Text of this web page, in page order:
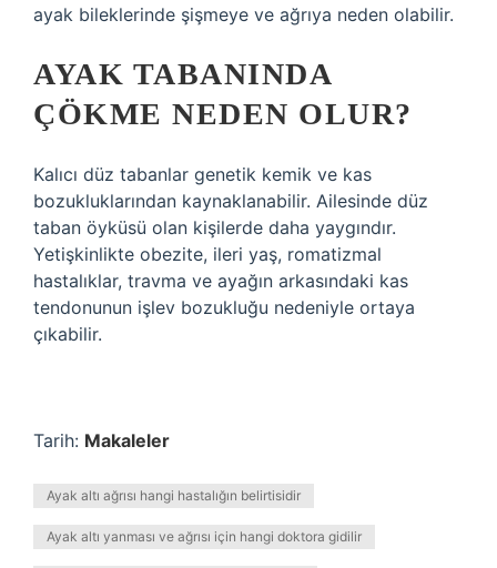
ayak bileklerinde şişmeye ve ağrıya neden olabilir.
AYAK TABANINDA
ÇÖKME NEDEN OLUR?
Kalıcı düz tabanlar genetik kemik ve kas
bozukluklarından kaynaklanabilir. Ailesinde düz
taban öyküsü olan kişilerde daha yaygındır.
Yetişkinlikte obezite, ileri yaş, romatizmal
hastalıklar, travma ve ayağın arkasındaki kas
tendonunun işlev bozukluğu nedeniyle ortaya
çıkabilir.
Tarih: Makaleler
Ayak altı ağrısı hangi hastalığın belirtisidir
Ayak altı yanması ve ağrısı için hangi doktora gidilir